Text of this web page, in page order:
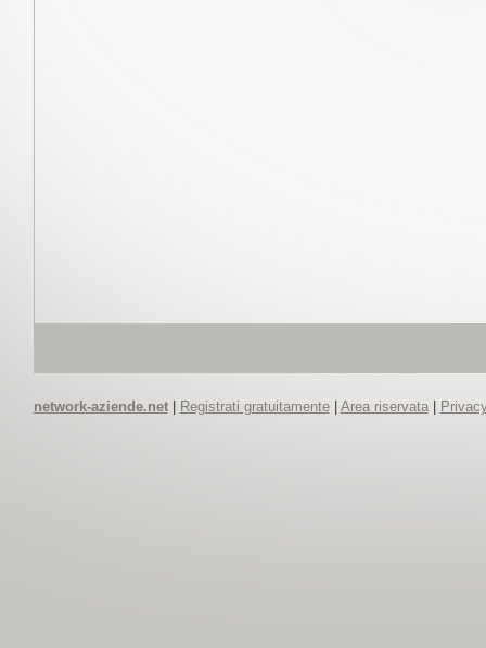
network-aziende.net| Registrati gratuitamente| Area riservata|